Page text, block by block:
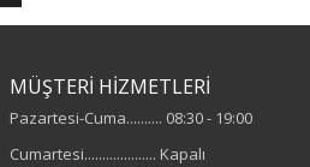
MÜŞTERİ HİZMETLERİ
Pazartesi-Cuma.......... 08:30 - 19:00
Cumartesi.................... Kapalı